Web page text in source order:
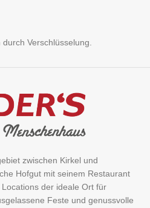
Verschlüsselung.
zwischen Kirkel und
Hofgut mit seinem Restaurant
der ideale Ort für
Feste und genussvolle